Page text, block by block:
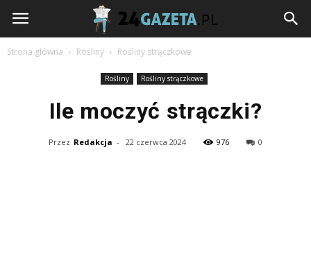
24gazeta.pl
Strona główna Rośliny Rośliny strączkowe
Rośliny Rośliny strączkowe
Ile moczyć strączki?
Przez Redakcja - 22 czerwca 2024 976 0